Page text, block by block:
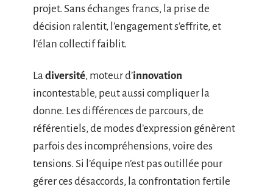
projet. Sans échanges francs, la prise de
décision ralentit, l’engagement s’effrite, et
l’élan collectif faiblit.
La diversité, moteur d’innovation
incontestable, peut aussi compliquer la
donne. Les différences de parcours, de
référentiels, de modes d’expression génèrent
parfois des incompréhensions, voire des
tensions. Si l’équipe n’est pas outillée pour
gérer ces désaccords, la confrontation fertile